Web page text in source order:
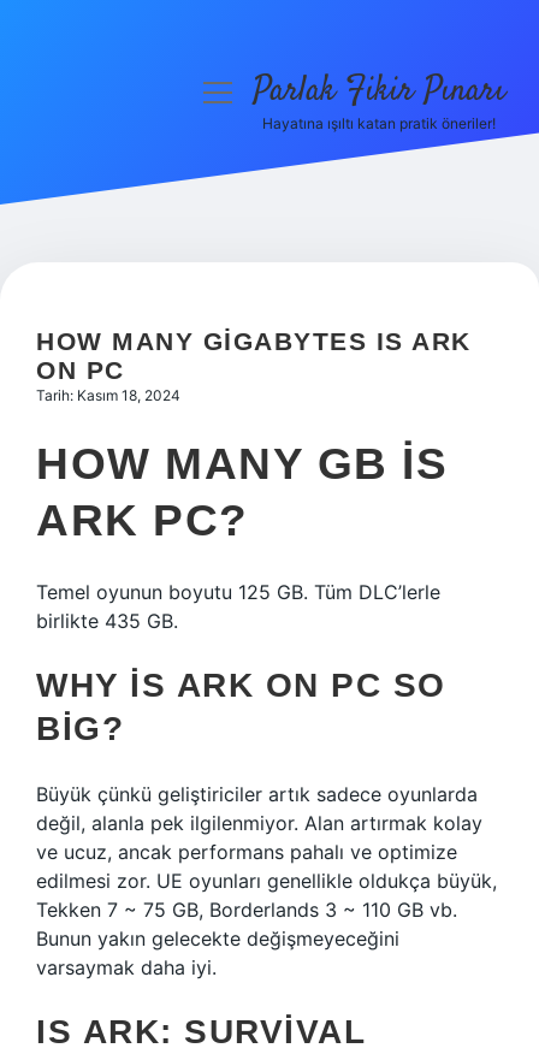
Hakkımızda
menüyüParlak Fikir Pınarı
Hayatına ışıltı katan pratik öneriler!
HOW MANY GIGABYTES IS ARK
ON PC
Tarih: Kasım 18, 2024
HOW MANY GB IS
ARK PC?
Temel oyunun boyutu 125 GB. Tüm DLC’lerle
birlikte 435 GB.
WHY IS ARK ON PC SO
BIG?
Büyük çünkü geliştiriciler artık sadece oyunlarda
değil, alanla pek ilgilenmiyor. Alan artırmak kolay
ve ucuz, ancak performans pahalı ve optimize
edilmesi zor. UE oyunları genellikle oldukça büyük,
Tekken 7 ~ 75 GB, Borderlands 3 ~ 110 GB vb.
Bunun yakın gelecekte değişmeyeceğini
varsaymak daha iyi.
IS ARK: SURVIVAL